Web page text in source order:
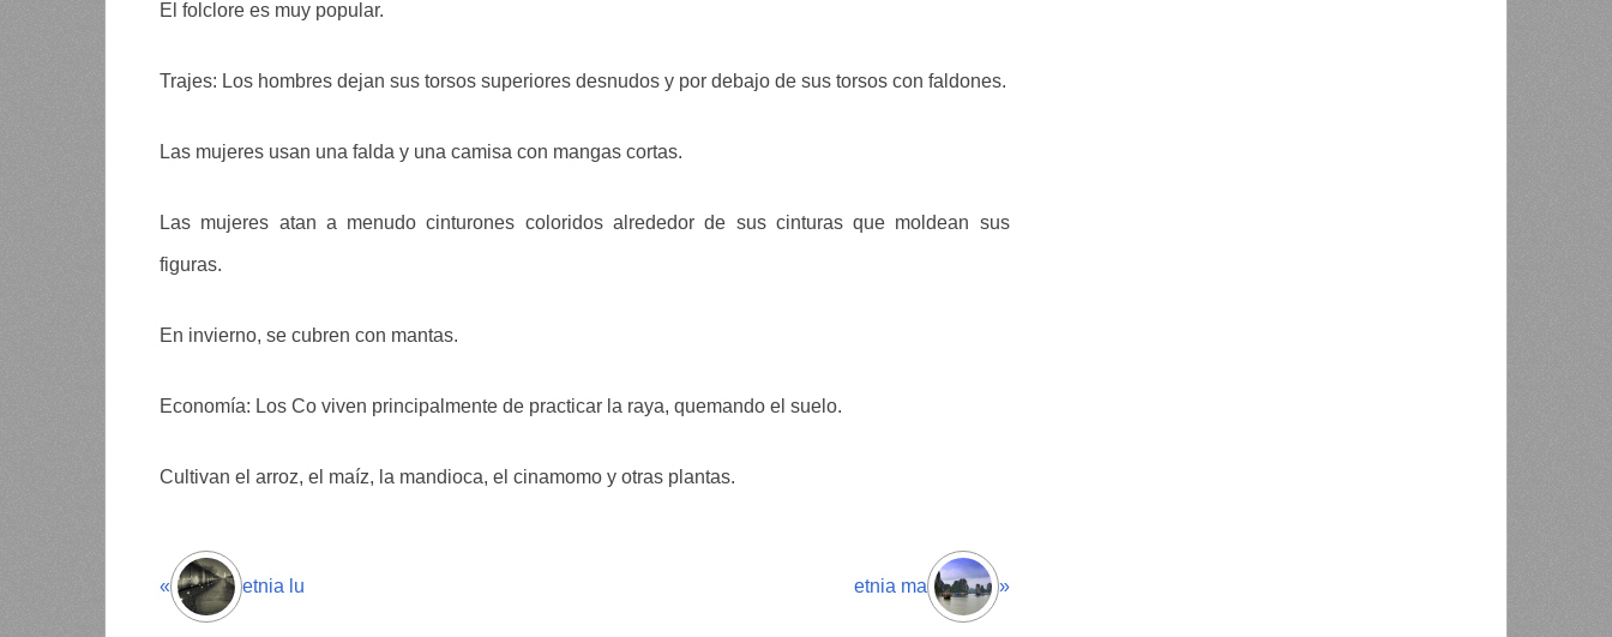
El folclore es muy popular.
Trajes: Los hombres dejan sus torsos superiores desnudos y por debajo de sus torsos con faldones.
Las mujeres usan una falda y una camisa con mangas cortas.
Las mujeres atan a menudo cinturones coloridos alrededor de sus cinturas que moldean sus
figuras.
En invierno, se cubren con mantas.
Economía: Los Co viven principalmente de practicar la raya, quemando el suelo.
Cultivan el arroz, el maíz, la mandioca, el cinamomo y otras plantas.
« etnia lu etnia ma »